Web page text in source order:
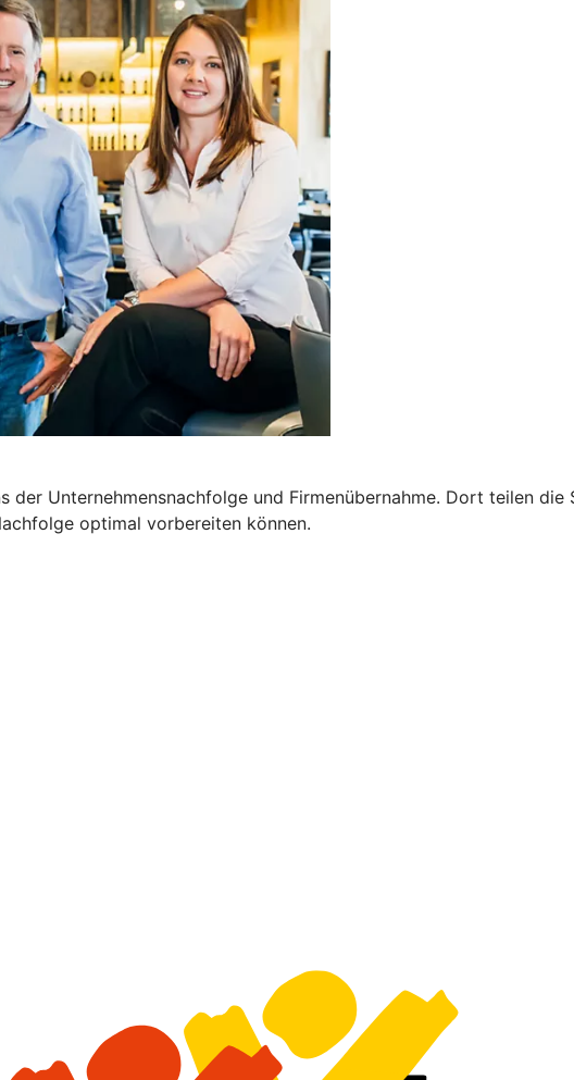
der Unternehmensnachfolge und Firmenübernahme. Dort teilen
optimal vorbereiten können.